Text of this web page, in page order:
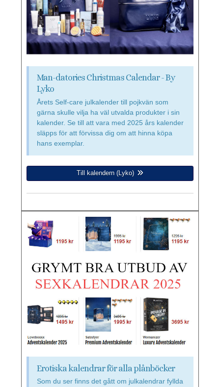
Man-datories Christmas Calendar - By
Lyko
Årets Self-care julkalender till pojkvän som
gärna skulle vilja ha väl utvalda produkter i sin
kalender. Se till att vara med 2025 års kalender
släpps för att förvissa dig om att hinna köpa
hans exemplar.
Till kalendern (Lyko)
Erotiska kalendrar för alla plånböcker
Som du ser finns det gått om julkalendrar fyllda